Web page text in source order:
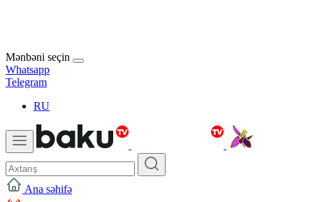
Mənbəni seçin
Whatsapp
Telegram
RU
Ana səhifə